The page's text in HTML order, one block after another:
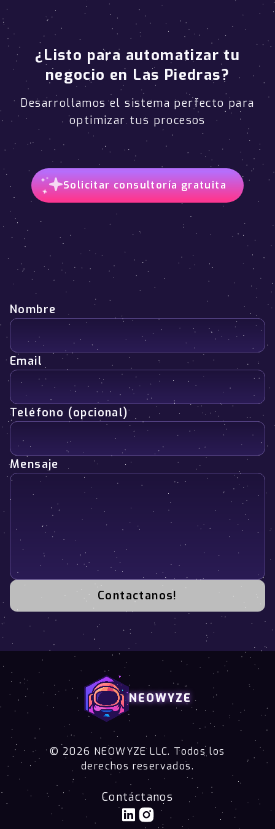
¿Listo para automatizar tu
negocio en Las Piedras?
Desarrollamos el sistema perfecto para
optimizar tus procesos
Solicitar consultoría gratuita
Nombre
Email
Teléfono (opcional)
Mensaje
Contactanos!
NEOWYZE
© 2026 NEOWYZE LLC. Todos los
derechos reservados.
Contáctanos